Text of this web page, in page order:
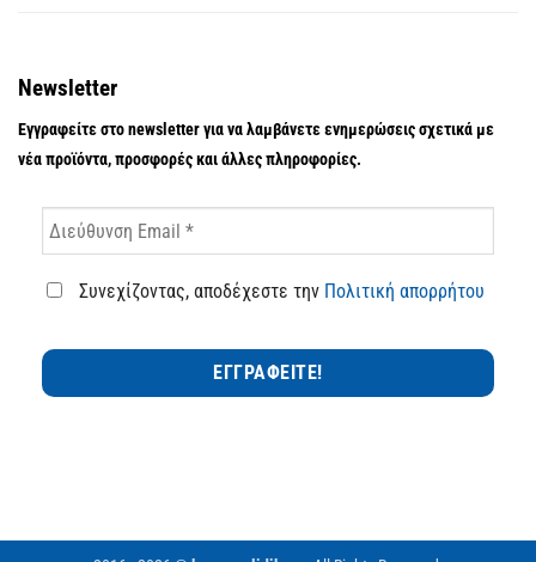
Newsletter
Εγγραφείτε στο newsletter για να λαμβάνετε ενημερώσεις σχετικά με
νέα προϊόντα, προσφορές και άλλες πληροφορίες.
Συνεχίζοντας, αποδέχεστε την Πολιτική απορρήτου